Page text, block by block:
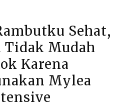
Sehat,
Tidak Mudah
Karena
Mylea